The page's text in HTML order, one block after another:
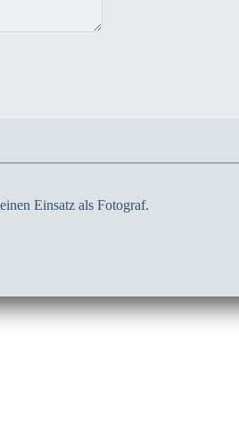
Einsatz als Fotograf.